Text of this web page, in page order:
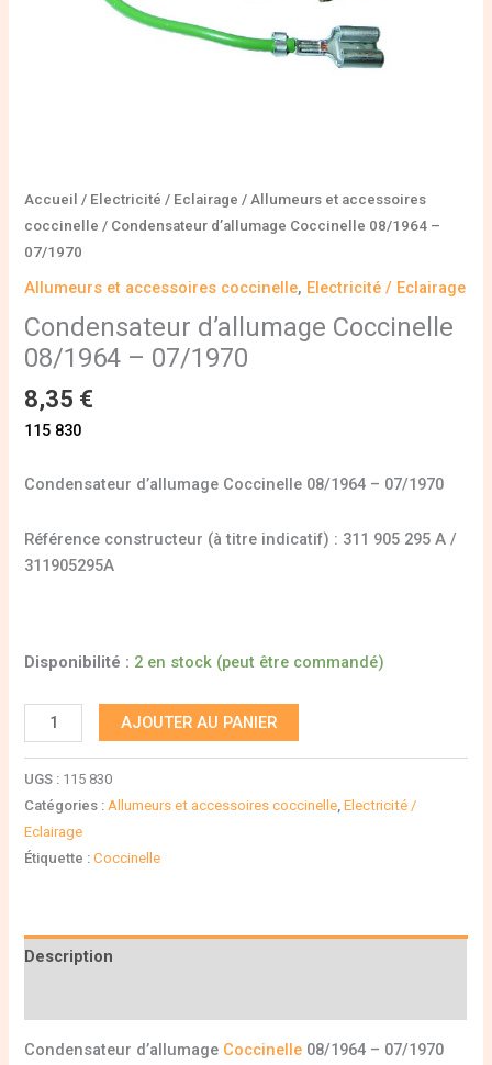
Accueil / Electricité / Eclairage / Allumeurs et accessoires
coccinelle / Condensateur d’allumage Coccinelle 08/1964 –
07/1970
Allumeurs et accessoires coccinelle, Electricité / Eclairage
Condensateur d’allumage Coccinelle
08/1964 – 07/1970
8,35 €
115 830
Condensateur d’allumage Coccinelle 08/1964 – 07/1970
Référence constructeur (à titre indicatif) : 311 905 295 A /
311905295A
Disponibilité : 2 en stock (peut être commandé)
AJOUTER AU PANIER
UGS : 115 830
Catégories : Allumeurs et accessoires coccinelle ,Electricité /
Eclairage
Étiquette :Coccinelle
Description
Condensateur d’allumage Coccinelle 08/1964 – 07/1970